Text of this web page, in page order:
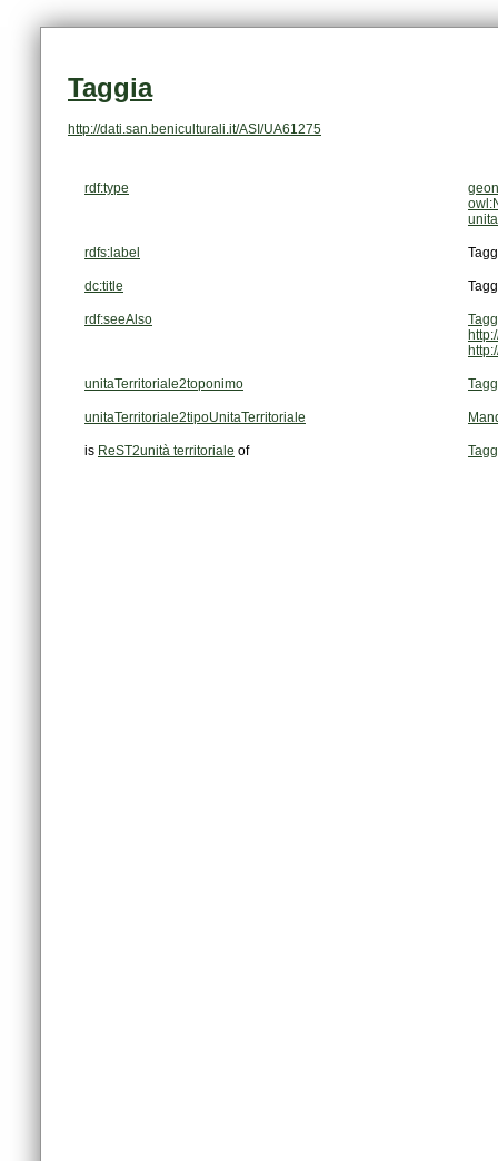
Taggia
http://dati.san.beniculturali.it/ASI/UA61275
rdf:type
rdfs:label
dc:title
rdf:seeAlso
unitaTerritoriale2toponimo
unitaTerritoriale2tipoUnitaTerritoriale
is ReST2unità territoriale of